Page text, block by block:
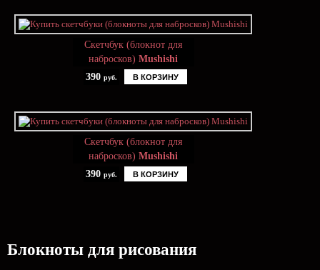
Скетчбук (блокнот для
набросков) Mushishi
390 руб. В КОРЗИНУ
Скетчбук (блокнот для
набросков) Mushishi
390 руб. В КОРЗИНУ
Блокноты для рисования